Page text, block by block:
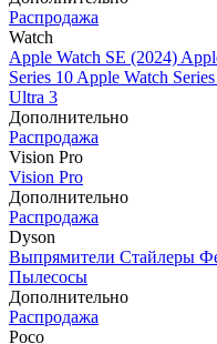
Распродажа
Watch
Apple Watch SE (2024)
Series 10 Apple Watch Series
Ultra 3
Дополнительно
Распродажа
Vision Pro
Vision Pro
Дополнительно
Распродажа
Dyson
Выпрямители Стайлеры
Пылесосы
Дополнительно
Распродажа
Poco